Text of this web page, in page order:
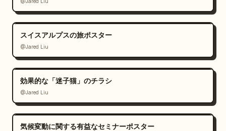
スイスアルプスの旅ポスター
@Jared Liu
効果的な「迷子猫」のチラシ
@Jared Liu
気候変動に関する有益なセミナーポスター